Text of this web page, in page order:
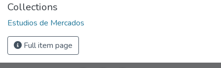
Collections
Estudios de Mercados
Full item page